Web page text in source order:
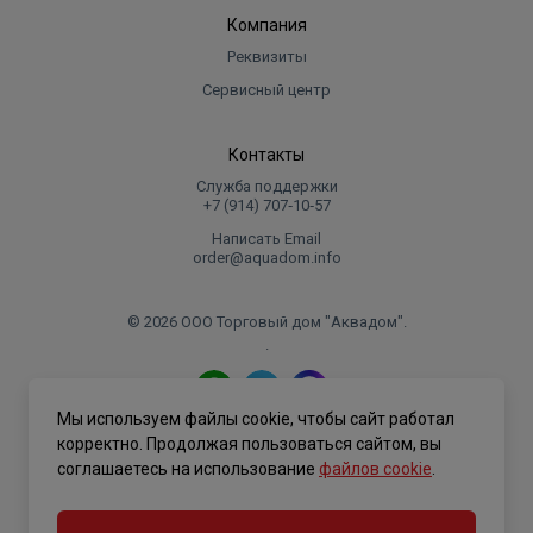
системы удаленного управления через интернет.
УСТРОЙСТВА КОНТРОЛЯ И БЕЗОПАСНОСТИ
Широкий жидкокристаллический дисплей с
кнопочным управлением;
Электронная система самодиагностики;
Возможность вывода сигнала о блокировке котла
на пульт диспетчера;
Система защиты от блокировки насоса
(включается автоматически каждые 24 ч);
Система защиты от блокировки трехходового
клапана (включается автоматически каждые 24 ч);
Защитный термостат от перегрева теплоносителя
в первичном теплообменнике;
Компания
Реквизиты
Сервисный центр
Контакты
Служба поддержки
+7 (914) 707‑10‑57
Написать Email
order@aquadom.info
© 2026 ООО Торговый дом "Аквадом".
.
Политика конфиденциальности
Мы используем файлы cookie, чтобы сайт работал
корректно. Продолжая пользоваться сайтом, вы
соглашаетесь на использование файлов cookie